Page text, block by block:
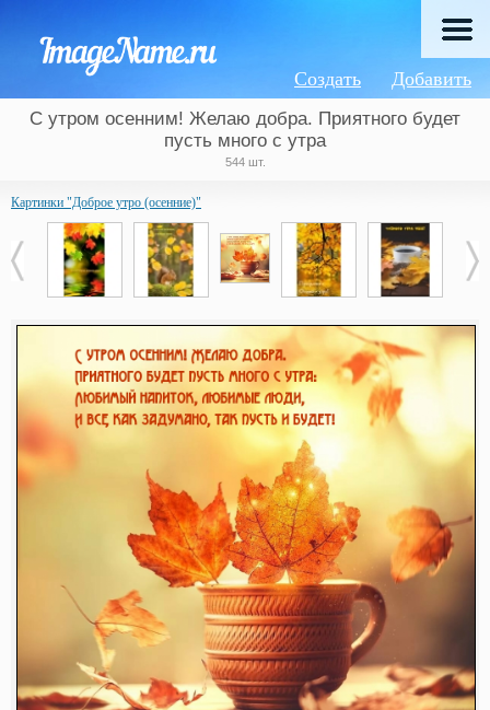
Добавить
Создать
С утром осенним! Желаю добра. Приятного будет
пусть много с утра
544 шт.
Картинки "Доброе утро (осенние)"